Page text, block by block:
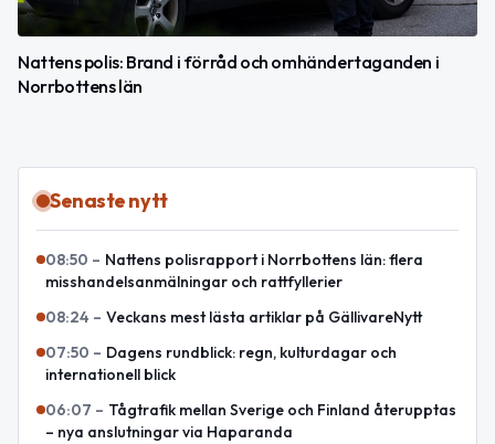
Nattens polis: Brand i förråd och omhändertaganden i
Norrbottens län
Senaste nytt
08:50 – Nattens polisrapport i Norrbottens län: flera
misshandelsanmälningar och rattfyllerier
08:24 – Veckans mest lästa artiklar på GällivareNytt
07:50 – Dagens rundblick: regn, kulturdagar och
internationell blick
06:07 – Tågtrafik mellan Sverige och Finland återupptas
– nya anslutningar via Haparanda